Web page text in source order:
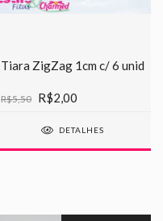
Tiara ZigZag 1cm c/ 6 unid
R$5,50 R$2,00
DETALHES